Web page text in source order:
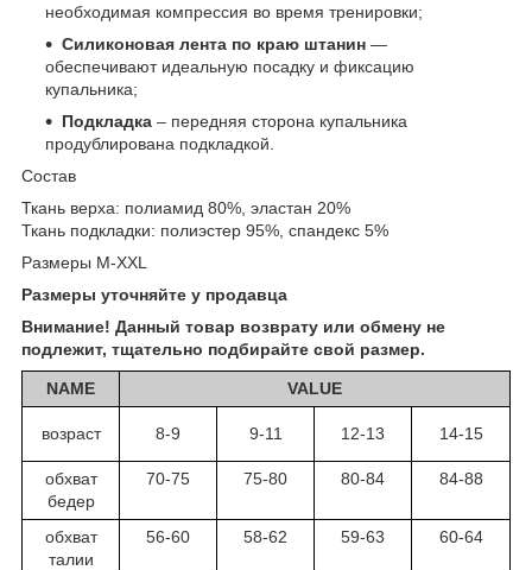
необходимая компрессия во время тренировки;
Силиконовая лента по краю штанин —
обеспечивают идеальную посадку и фиксацию
купальника;
Подкладка – передняя сторона купальника
продублирована подкладкой.
Состав
Ткань верха: полиамид 80%, эластан 20%
Ткань подкладки: полиэстер 95%, спандекс 5%
Размеры M-XXL
Размеры уточняйте у продавца
Внимание! Данный товар возврату или обмену не
подлежит, тщательно подбирайте свой размер.
NAME VALUE
возраст 8-9 9-11 12-13 14-15
обхват
бедер
70-75 75-80 80-84 84-88
обхват
талии
56-60 58-62 59-63 60-64